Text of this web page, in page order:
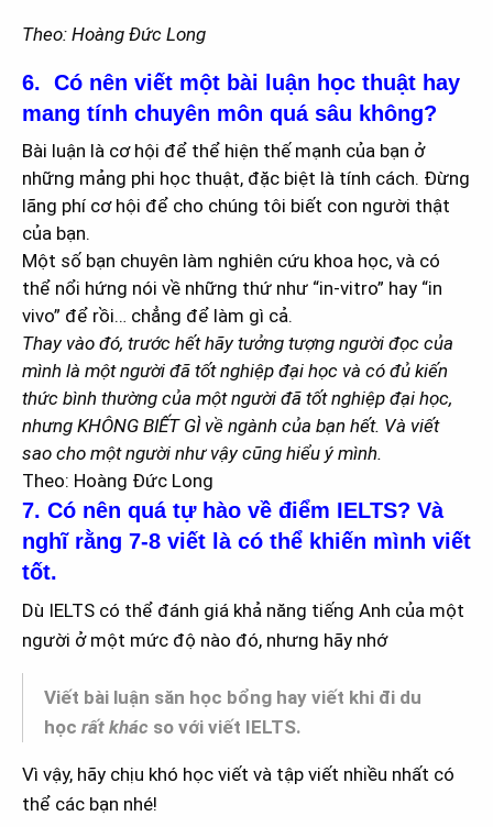
Theo: Hoàng Đức Long
6. Có nên viết một bài luận học thuật hay
mang tính chuyên môn quá sâu không?
Bài luận là cơ hội để thể hiện thế mạnh của bạn ở
những mảng phi học thuật, đặc biệt là tính cách. Đừng
lãng phí cơ hội để cho chúng tôi biết con người thật
của bạn.
Một số bạn chuyên làm nghiên cứu khoa học, và có
thể nổi hứng nói về những thứ như “in-vitro” hay “in
vivo” để rồi… chẳng để làm gì cả.
Thay vào đó, trước hết hãy tưởng tượng người đọc của
mình là một người đã tốt nghiệp đại học và có đủ kiến
thức bình thường của một người đã tốt nghiệp đại học,
nhưng KHÔNG BIẾT GÌ về ngành của bạn hết. Và viết
sao cho một người như vậy cũng hiểu ý mình.
Theo: Hoàng Đức Long
7. Có nên quá tự hào về điểm IELTS? Và
nghĩ rằng 7-8 viết là có thể khiến mình viết
tốt.
Dù IELTS có thể đánh giá khả năng tiếng Anh của một
người ở một mức độ nào đó, nhưng hãy nhớ
Viết bài luận săn học bổng hay viết khi đi du
học rất khác so với viết IELTS.
Vì vậy, hãy chịu khó học viết và tập viết nhiều nhất có
thể các bạn nhé!